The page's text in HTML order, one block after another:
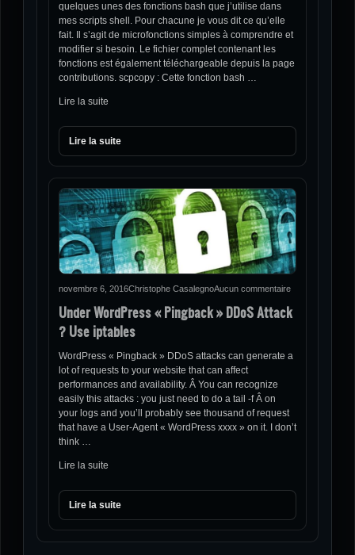
quelques unes des fonctions bash que j’utilise dans
mes scripts shell. Pour chacune je vous dit ce qu’elle
fait. Il s’agit de microfonctions simples à comprendre et
modifier si besoin. Le fichier complet contenant les
fonctions est également téléchargeable depuis la page
contributions. scpcopy : Cette fonction bash …
Lire la suite
Lire la suite
novembre 6, 2016Christophe CasalegnoAucun commentaire
Under WordPress « Pingback » DDoS Attack
? Use iptables
WordPress « Pingback » DDoS attacks can generate a
lot of requests to your website that can affect
performances and availability. Â You can recognize
easily this attacks : you just need to do a tail -f Â on
your logs and you’ll probably see thousand of request
that have a User-Agent « WordPress xxxx » on it. I don’t
think …
Lire la suite
Lire la suite